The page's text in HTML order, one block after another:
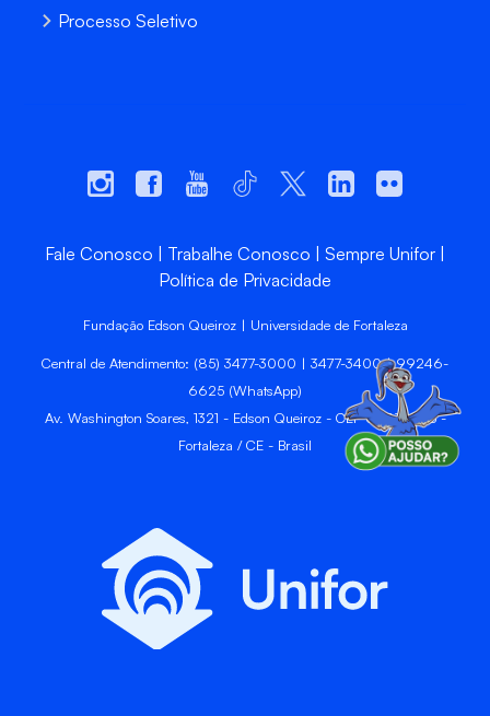
Processo Seletivo
Fale Conosco Trabalhe Conosco
Sempre Unifor
Política de Privacidade
Fundação Edson Queiroz | Universidade de Fortaleza
Central de Atendimento: (85) 3477-3000 | 3477-3400 | 99246-
6625 (WhatsApp)
Av. Washington Soares, 1321 - Edson Queiroz - CEP 60811-905 -
Fortaleza / CE - Brasil